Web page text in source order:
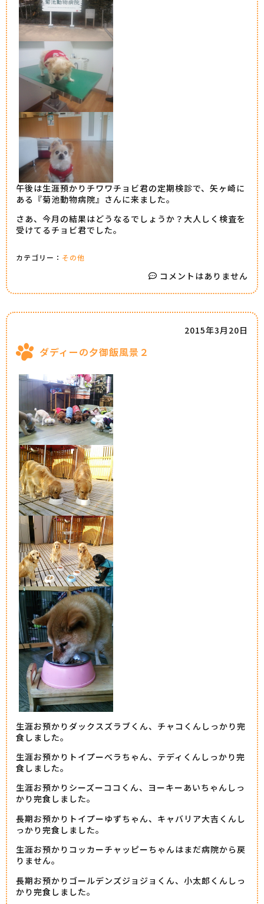
午後は生涯預かりチワワチョビ君の定期検診で、矢ヶ崎に
ある『菊池動物病院』さんに来ました。
さあ、今月の結果はどうなるでしょうか？大人しく検査を
受けてるチョビ君でした。
カテゴリー： その他
コメントはありません
ダディーの夕御飯風景２
2015年3月20日
生涯お預かりダックスズラブくん、チャコくんしっかり完
食しました。
生涯お預かりトイプーべラちゃん、テディくんしっかり完
食しました。
生涯お預かりシーズーココくん、ヨーキーあいちゃんしっ
かり完食しました。
長期お預かりトイプーゆずちゃん、キャバリア大吉くんし
っかり完食しました。
生涯お預かりコッカーチャッピーちゃんはまだ病院から戻
りません。
長期お預かりゴールデンズジョジョくん、小太郎くんしっ
かり完食しました。